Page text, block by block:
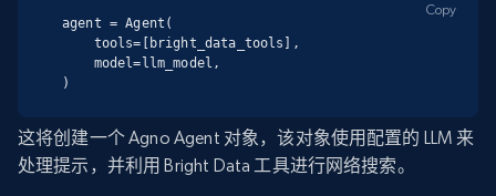
agent = Agent(
)
Copy
这将创建一个 Agno Agent 对象，该对象使用配置的 LLM 来
处理提示，并利用 Bright Data 工具进行网络搜索。